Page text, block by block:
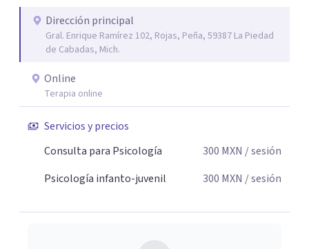
Dirección principal
Gral. Enrique Ramírez 102, Rojas, Peña, 59387 La Piedad
de Cabadas, Mich.
Online
Terapia online
Servicios y precios
Consulta para Psicología
300 MXN / sesión
Psicología infanto-juvenil
300 MXN / sesión